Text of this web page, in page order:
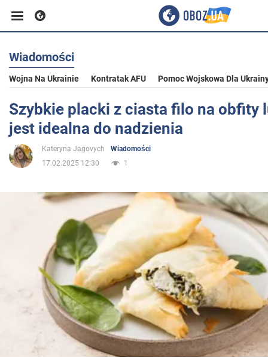
Biznes
Sport
Rozrywka
Społeczeństwo
Wojna na Ukrainie
Wiadomości
Wojna Na Ukrainie Kontratak AFU Pomoc Wojskowa Dla
Szybkie placki z ciasta filo na obfity
jest idealna do nadzienia
Kateryna Jagovych
Wiadomości
17.02.2025 12:30
1